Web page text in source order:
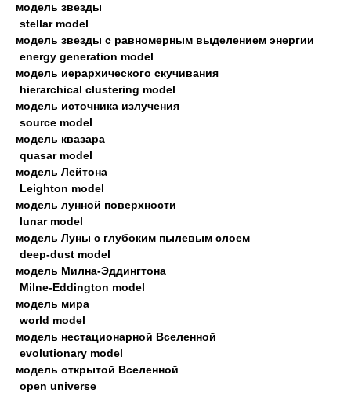
модель звезды
stellar model
модель звезды с равномерным выделением энергии
energy generation model
модель иерархического скучивания
hierarchical clustering model
модель источника излучения
source model
модель квазара
quasar model
модель Лейтона
Leighton model
модель лунной поверхности
lunar model
модель Луны с глубоким пылевым слоем
deep-dust model
модель Милна-Эддингтона
Milne-Eddington model
модель мира
world model
модель нестационарной Вселенной
evolutionary model
модель открытой Вселенной
open universe